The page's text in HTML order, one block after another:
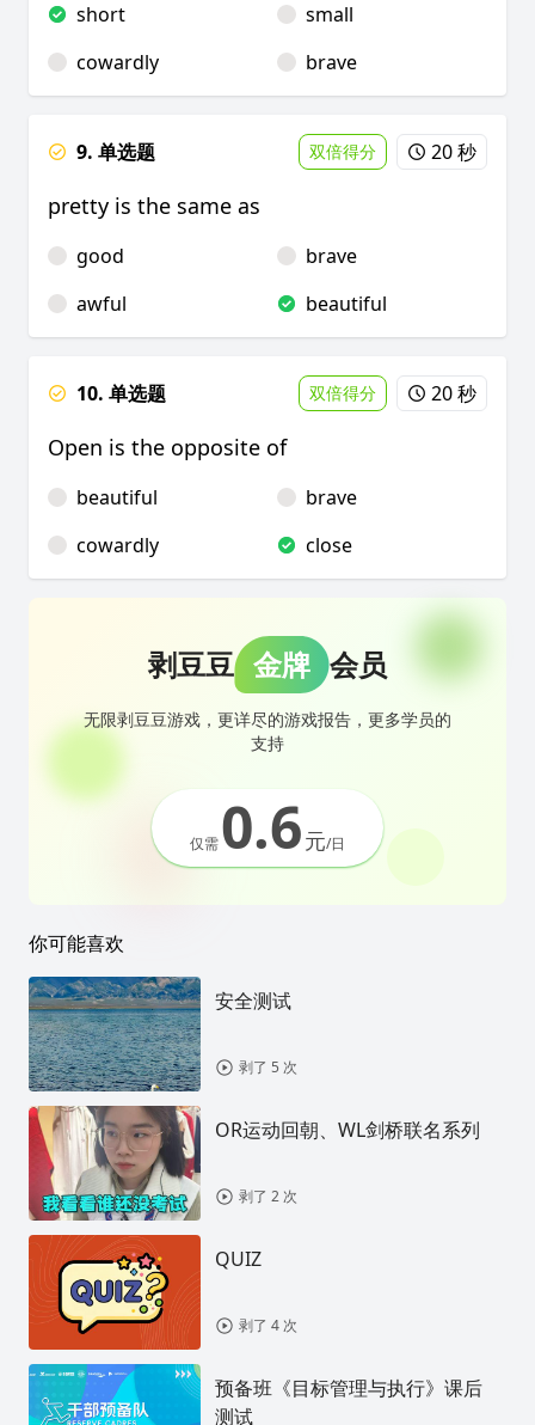
short
small
cowardly
brave
9. 单选题 双倍得分 20 秒
pretty is the same as
good
brave
awful
beautiful
10. 单选题 双倍得分 20 秒
Open is the opposite of
beautiful
brave
cowardly
close
剥豆豆 金牌 会员
无限剥豆豆游戏，更详尽的游戏报告，更多学员的
支持
仅需0.6元/日
你可能喜欢
安全测试
剥了 5 次
OR运动回朝、WL剑桥联名系列
剥了 2 次
QUIZ
剥了 4 次
预备班《目标管理与执行》课后
测试